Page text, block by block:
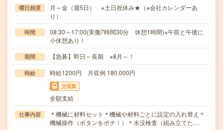
曜日頻度
月～金（週5日） ※土日祝休み★（※会社カレンダーあ
り）
時間
08:30～17:00(実働7時間30分 休憩1時間)※午前と午後に
小休憩あり！
期間 【急募】即日～長期 ※8月～！
時給 時給1200円 月収例 180,000円
交通費
全額支給
仕事内容
＊機械に材料セット＊機械や材料ごとに設定の入れ替え＊
機械操作（ボタンをポチ！）＊水没検査（組み立てた…